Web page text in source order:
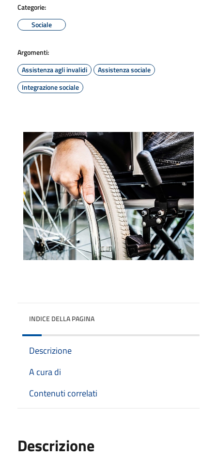
Categorie:
Sociale
Argomenti:
Assistenza agli invalidi
Assistenza sociale
Integrazione sociale
INDICE DELLA PAGINA
Descrizione
A cura di
Contenuti correlati
Descrizione